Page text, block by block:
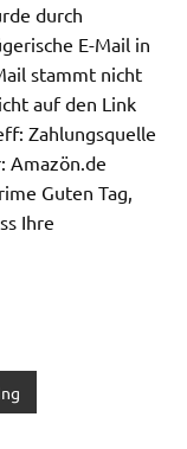
durch
E-Mail in
stammt nicht
auf den Link
Zahlungsquelle
Amazön.de
Guten Tag,
Ihre